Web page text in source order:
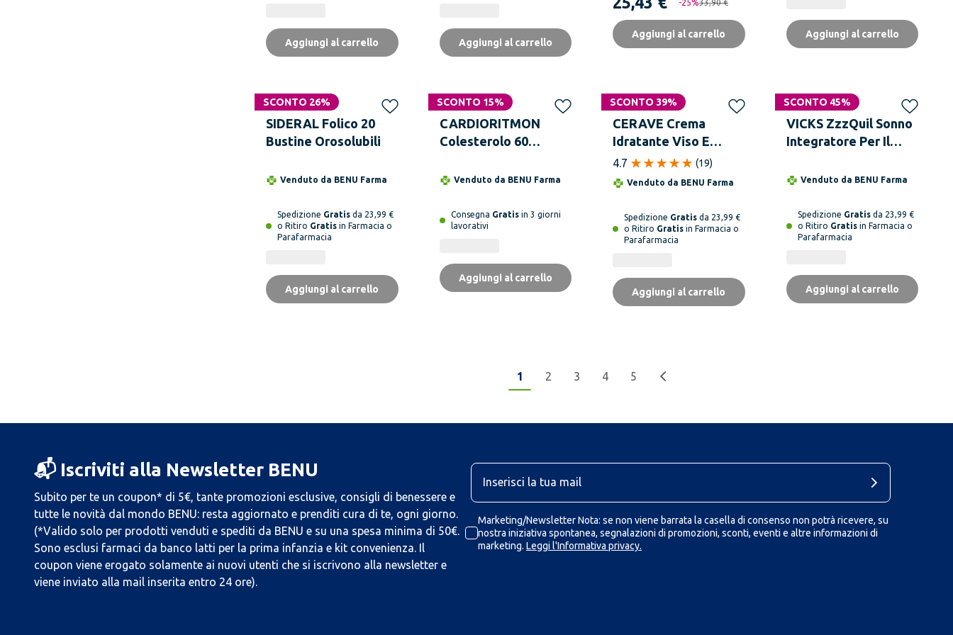
Aggiungi al carrello Aggiungi al carrello
-25%33,90 €
Aggiungi al carrello Aggiungi al carrello
SCONTO 26%
SIDERAL Folico 20
Bustine Orosolubili
Venduto da BENU Farma
Spedizione Gratis da 23,99 €
o Ritiro Gratis in Farmacia o
Parafarmacia
Aggiungi al carrello
SCONTO 15%
CARDIORITMON
Colesterolo 60
Venduto da BENU Farma
Consegna Gratisin 3 giorni
lavorativi
Aggiungi al carrello
SCONTO 39%
CERAVE Crema
Idratante Viso E
Corpo 454 g
4.7 (19)
Venduto da BENU Farma
Spedizione Gratis da 23,99 €
o Ritiro Gratis in Farmacia o
Parafarmacia
Aggiungi al carrello
SCONTO 45%
VICKS ZzzQuil Sonno
Integratore Per Il
Gommose
Venduto da BENU Farma
Spedizione Gratisda 23,99 €
o Ritiro Gratisin Farmacia o
Parafarmacia
Aggiungi al carrello
1 2 3 4 5
📬 Iscriviti alla Newsletter BENU
Subito per te un coupon* di 5€, tante promozioni esclusive, consigli di benessere e
tutte le novità dal mondo BENU: resta aggiornato e prenditi cura di te, ogni giorno.
(*Valido solo per prodotti venduti e spediti da BENU e su una spesa minima di 50€.
Sono esclusi farmaci da banco latti per la prima infanzia e kit convenienza. Il
coupon viene erogato solamente ai nuovi utenti che si iscrivono alla newsletter e
viene inviato alla mail inserita entro 24 ore).
Marketing/Newsletter Nota: se non viene barrata la casella di consenso non potrà ricevere, su
nostra iniziativa spontanea, segnalazioni di promozioni, sconti, eventi e altre informazioni di
marketing. Leggi l'Informativa privacy.